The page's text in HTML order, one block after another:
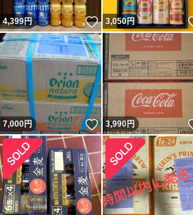
4,399円 いいね！
3,050円
7,000円 いいね！
3,990円